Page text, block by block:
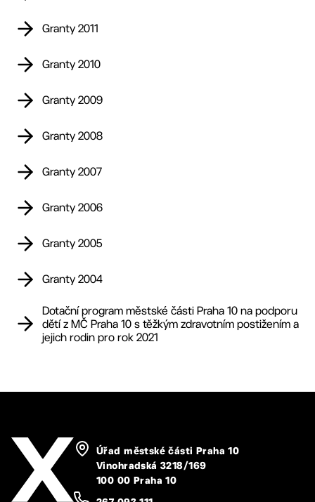
Granty 2011
Granty 2010
Granty 2009
Granty 2008
Granty 2007
Granty 2006
Granty 2005
Granty 2004
Dotační program městské části Praha 10 na podporu
dětí z MČ Praha 10 s těžkým zdravotním postižením a
jejich rodin pro rok 2021
Úřad městské části Praha 10
Vinohradská 3218/169
100 00 Praha 10